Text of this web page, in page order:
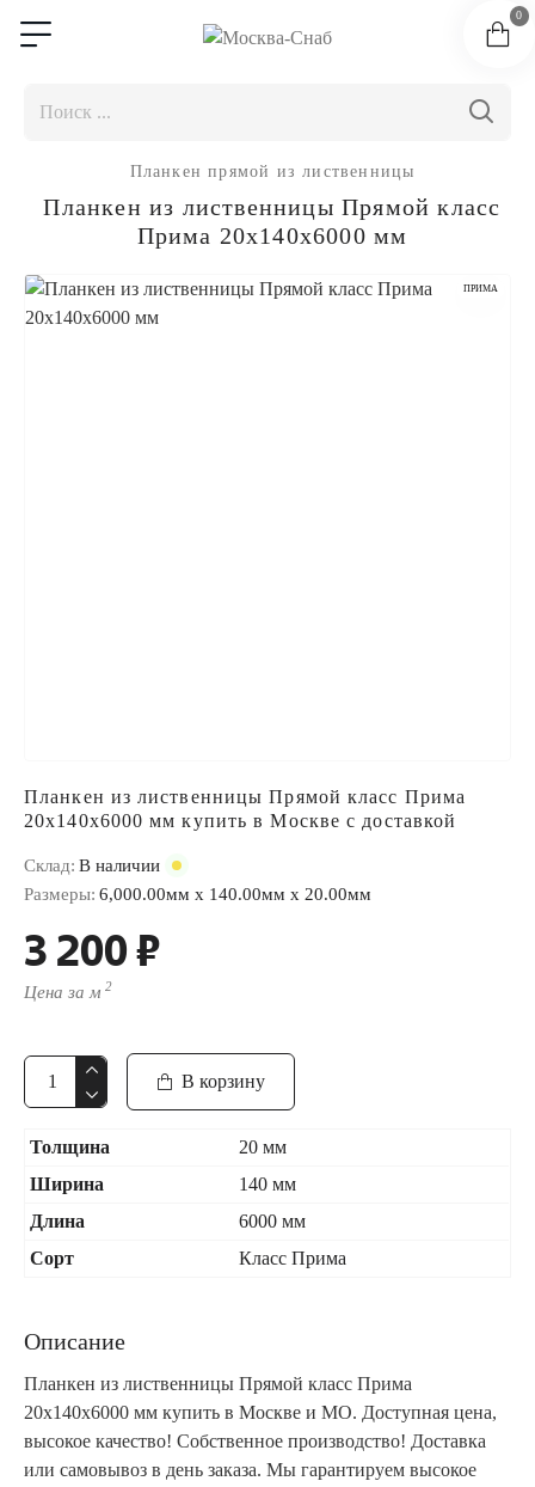
0
Планкен прямой из лиственницы
Планкен из лиственницы Прямой класс
Прима 20x140x6000 мм
ПРИМА
Планкен из лиственницы Прямой класс Прима
20x140x6000 мм купить в Москве с доставкой
Склад: В наличии
Размеры: 6,000.00мм x 140.00мм x 20.00мм
3 200 ₽
В корзину
Цена за м 2
Толщина
20 мм
Ширина
140 мм
Длина
6000 мм
Сорт
Класс Прима
Описание
Планкен из лиственницы Прямой класс Прима
20x140x6000 мм купить в Москве и МО. Доступная цена,
высокое качество! Собственное производство! Доставка
или самовывоз в день заказа. Мы гарантируем высокое